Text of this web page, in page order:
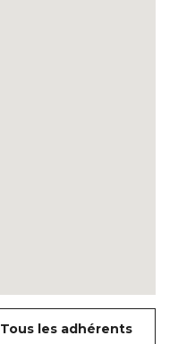
Tous les adhérents